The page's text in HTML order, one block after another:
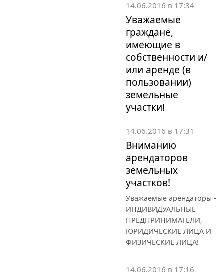
14.06.2016 в 17:34
Уважаемые
граждане,
имеющие в
собственности и/
или аренде (в
пользовании)
земельные
участки!
14.06.2016 в 17:31
Вниманию
арендаторов
земельных
участков!
Уважаемые арендаторы -
ИНДИВИДУАЛЬНЫЕ
ПРЕДПРИНИМАТЕЛИ,
ЮРИДИЧЕСКИЕ ЛИЦА И
ФИЗИЧЕСКИЕ ЛИЦА!
14.06.2016 в 17:16